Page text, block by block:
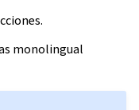
monolingual